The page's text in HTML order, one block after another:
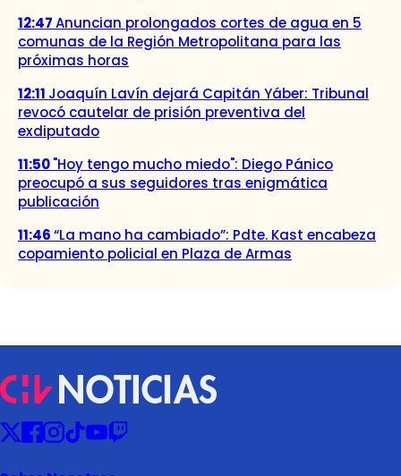
12:47Anuncian prolongados cortes de agua en 5
comunas de la Región Metropolitana para las
próximas horas
12:11 Joaquín Lavín dejará Capitán Yáber: Tribunal
revocó cautelar de prisión preventiva del
exdiputado
11:50"Hoy tengo mucho miedo": Diego Pánico
preocupó a sus seguidores tras enigmática
publicación
11:46“La mano ha cambiado”: Pdte. Kast encabeza
copamiento policial en Plaza de Armas